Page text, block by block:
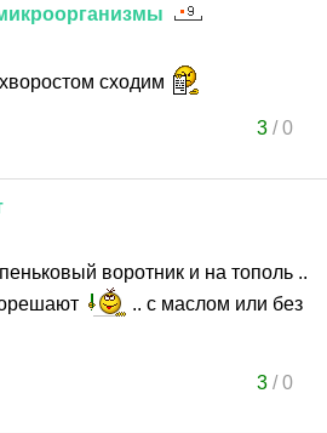
сходим
3/0
воротник и на тополь ..
.. с маслом или без
3/0